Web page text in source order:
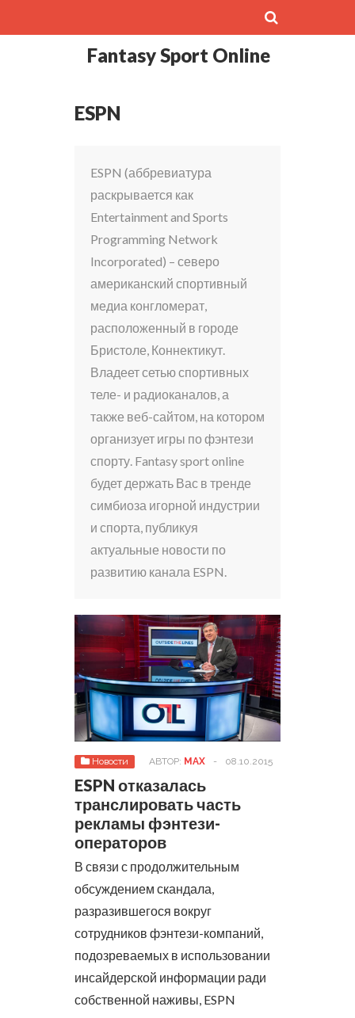
Fantasy Sport Online
ESPN
ESPN (аббревиатура
раскрывается как
Entertainment and Sports
Programming Network
Incorporated) – северо
американский спортивный
медиа конгломерат,
расположенный в городе
Бристоле, Коннектикут.
Владеет сетью спортивных
теле- и радиоканалов, а
также веб-сайтом, на котором
организует игры по фэнтези
спорту. Fantasy sport online
будет держать Вас в тренде
симбиоза игорной индустрии
и спорта, публикуя
актуальные новости по
развитию канала ESPN.
Новости АВТОР: MAX - 08.10.2015
ESPN отказалась
транслировать часть
рекламы фэнтези-
операторов
В связи с продолжительным
обсуждением скандала,
разразившегося вокруг
сотрудников фэнтези-компаний,
подозреваемых в использовании
инсайдерской информации ради
собственной наживы, ESPN